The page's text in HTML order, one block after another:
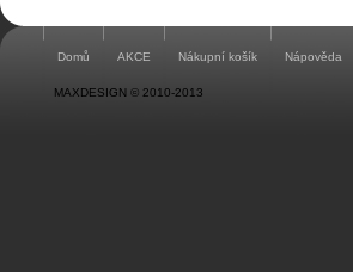
Domů AKCE Nákupní košík Nápověda
MAXDESIGN © 2010-2013